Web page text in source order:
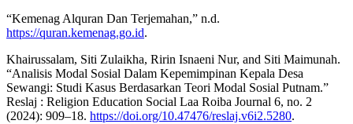
“Kemenag Alquran Dan Terjemahan,” n.d.
https://quran.kemenag.go.id.
Khairussalam, Siti Zulaikha, Ririn Isnaeni Nur, and Siti Maimunah.
“Analisis Modal Sosial Dalam Kepemimpinan Kepala Desa
Sewangi: Studi Kasus Berdasarkan Teori Modal Sosial Putnam.”
Reslaj : Religion Education Social Laa Roiba Journal 6, no. 2
(2024): 909–18. https://doi.org/10.47476/reslaj.v6i2.5280.